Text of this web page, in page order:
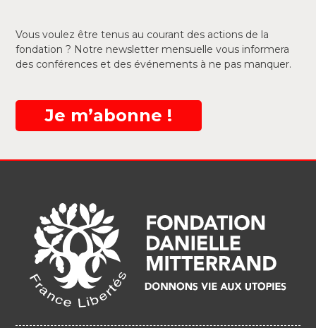
Vous voulez être tenus au courant des actions de la
fondation ? Notre newsletter mensuelle vous informera
des conférences et des événements à ne pas manquer.
Je m’abonne !